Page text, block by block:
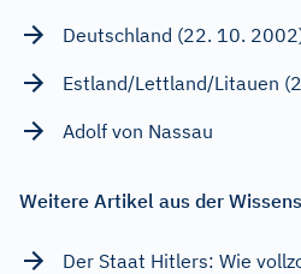
Deutschland (22. 10.
Estland/Lettland/Litauen
Adolf von Nassau
Weitere Artikel aus der
Der Staat Hitlers: Wie